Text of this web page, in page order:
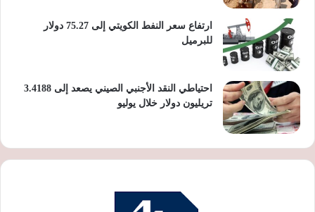
ارتفاع سعر النفط الكويتي إلى 75.27 دولار
للبرميل
احتياطي النقد الأجنبي الصيني يصعد إلى 3.4188
تريليون دولار خلال يوليو